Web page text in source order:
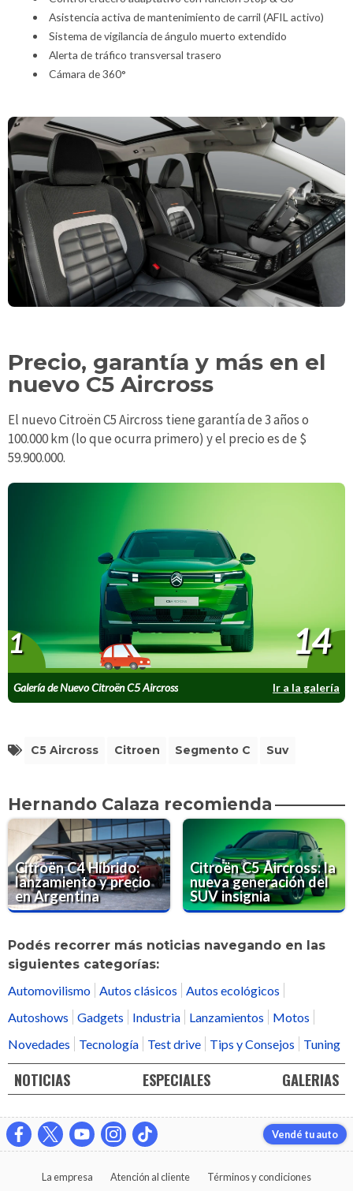
Asistencia activa de mantenimiento de carril (AFIL activo)
Sistema de vigilancia de ángulo muerto extendido
Alerta de tráfico transversal trasero
Cámara de 360°
Precio, garantía y más en el
nuevo C5 Aircross
El nuevo Citroën C5 Aircross tiene garantía de 3 años o
100.000 km (lo que ocurra primero) y el precio es de $
59.900.000.
Galería de Nuevo Citroën C5 Aircross Ir a la galería
1 14
C5 Aircross Citroen Segmento C Suv
Hernando Calaza recomienda
Citroën C4 Híbrido:
lanzamiento y precio
en Argentina
Citroën C5 Aircross: la
nueva generación del
SUV insignia
Podés recorrer más noticias navegando en las
siguientes categorías:
Automovilismo Autos clásicos
Autos ecológicos
Autoshows
Gadgets Industria Lanzamientos
Motos
Novedades
Tecnología Test drive Tips y Consejos Tuning
NOTICIAS ESPECIALES GALERIAS
Vendé tu auto
La empresa Atención al cliente Términos y condiciones